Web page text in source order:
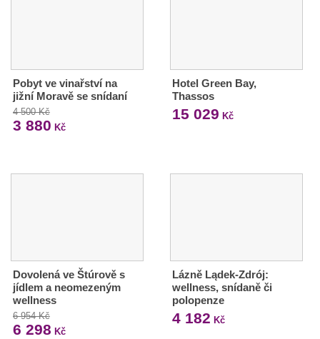
Pobyt ve vinařství na
jižní Moravě se snídaní
4 500 Kč
3 880 Kč
Hotel Green Bay,
Thassos
15 029 Kč
Dovolená ve Štúrově s
jídlem a neomezeným
wellness
6 954 Kč
6 298 Kč
Lázně Lądek-Zdrój:
wellness, snídaně či
polopenze
4 182 Kč